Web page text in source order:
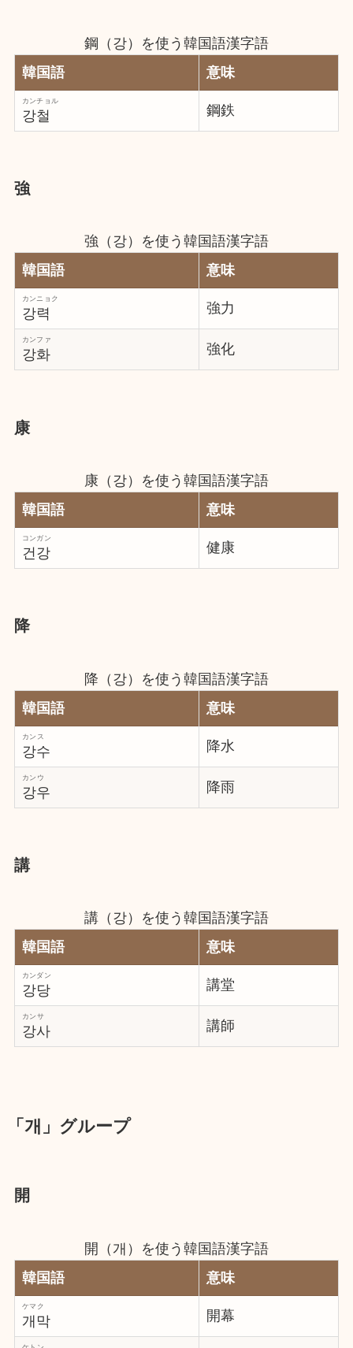
鋼（강）を使う韓国語漢字語
韓国語
意味
강철
カンチョル
鋼鉄
強
強（강）を使う韓国語漢字語
韓国語
意味
강력
カンニョク
強力
강화
カンファ
強化
康
康（강）を使う韓国語漢字語
韓国語
意味
건강
コンガン
健康
降
降（강）を使う韓国語漢字語
韓国語
意味
강수
カンス
降水
강우
カンウ
降雨
講
講（강）を使う韓国語漢字語
韓国語
意味
강당
カンダン
講堂
강사
カンサ
講師
「개」グループ
開
開（개）を使う韓国語漢字語
韓国語
意味
개막
ケマク
開幕